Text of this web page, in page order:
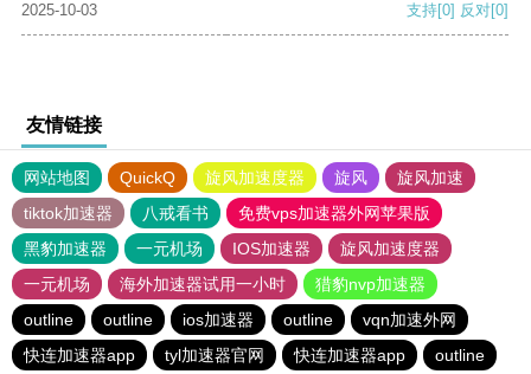
2025-10-03 支持[0] 反对[0]
友情链接
网站地图 QuickQ 旋风加速度器 旋风
旋风加速
tiktok加速器
八戒看书
免费vps加速器外网苹果版
黑豹加速器
一元机场 IOS加速器
旋风加速度器
一元机场
海外加速器试用一小时
猎豹nvp加速器
outline
outline ios加速器 outline
vqn加速外网
快连加速器app
tyl加速器官网 快连加速器app outline